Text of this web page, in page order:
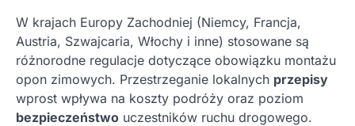
W krajach Europy Zachodniej (Niemcy, Francja,
Austria, Szwajcaria, Włochy i inne) stosowane są
różnorodne regulacje dotyczące obowiązku montażu
opon zimowych. Przestrzeganie lokalnych przepisy
wprost wpływa na koszty podróży oraz poziom
bezpieczeństwo uczestników ruchu drogowego.